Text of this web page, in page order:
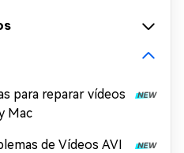
para reparar vídeos
Mac
de Vídeos AVI